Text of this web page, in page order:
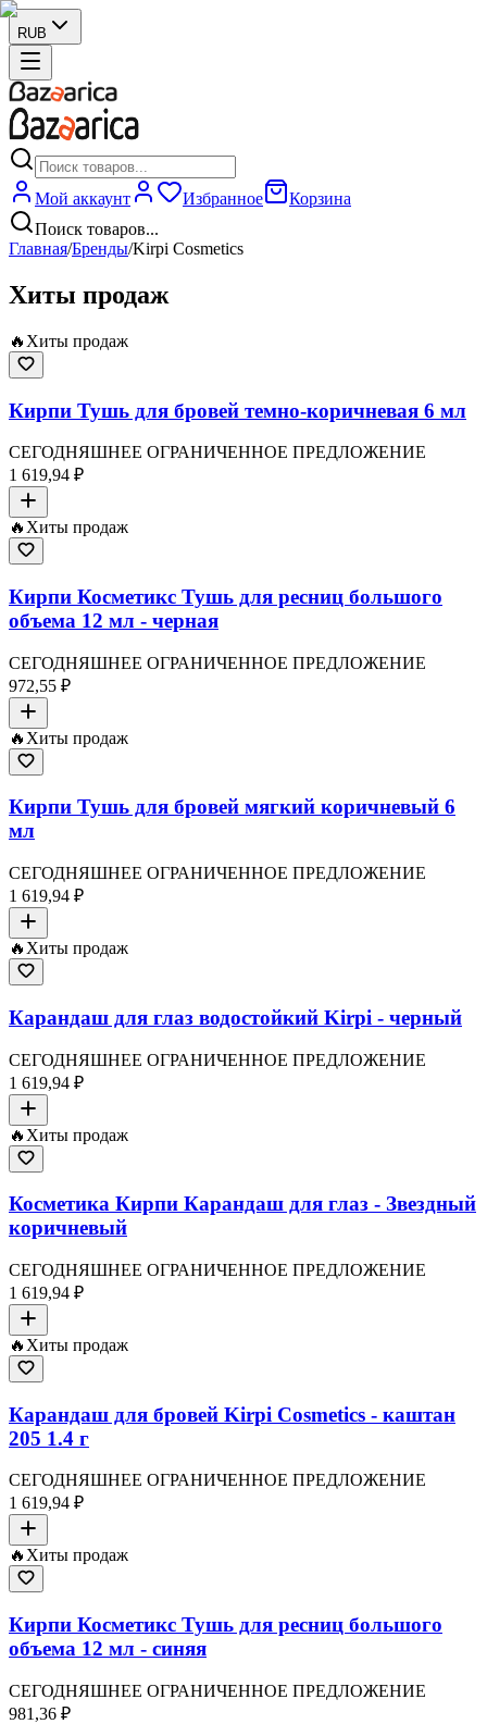
RUB
Мой аккаунт Избранное
Корзина
Поиск товаров...
Главная/Бренды/Kirpi Cosmetics
Хиты продаж
🔥 Хиты продаж
Кирпи Тушь для бровей темно-коричневая 6 мл
СЕГОДНЯШНЕЕ ОГРАНИЧЕННОЕ ПРЕДЛОЖЕНИЕ
1 619,94 ₽
🔥 Хиты продаж
Кирпи Косметикс Тушь для ресниц большого
объема 12 мл - черная
СЕГОДНЯШНЕЕ ОГРАНИЧЕННОЕ ПРЕДЛОЖЕНИЕ
972,55 ₽
🔥 Хиты продаж
Кирпи Тушь для бровей мягкий коричневый 6
мл
СЕГОДНЯШНЕЕ ОГРАНИЧЕННОЕ ПРЕДЛОЖЕНИЕ
1 619,94 ₽
🔥 Хиты продаж
Карандаш для глаз водостойкий Kirpi - черный
СЕГОДНЯШНЕЕ ОГРАНИЧЕННОЕ ПРЕДЛОЖЕНИЕ
1 619,94 ₽
🔥 Хиты продаж
Косметика Кирпи Карандаш для глаз - Звездный
коричневый
СЕГОДНЯШНЕЕ ОГРАНИЧЕННОЕ ПРЕДЛОЖЕНИЕ
1 619,94 ₽
🔥 Хиты продаж
Карандаш для бровей Kirpi Cosmetics - каштан
205 1.4 г
СЕГОДНЯШНЕЕ ОГРАНИЧЕННОЕ ПРЕДЛОЖЕНИЕ
1 619,94 ₽
🔥Хиты продаж
Кирпи Косметикс Тушь для ресниц большого
объема 12 мл - синяя
СЕГОДНЯШНЕЕ ОГРАНИЧЕННОЕ ПРЕДЛОЖЕНИЕ
981,36 ₽